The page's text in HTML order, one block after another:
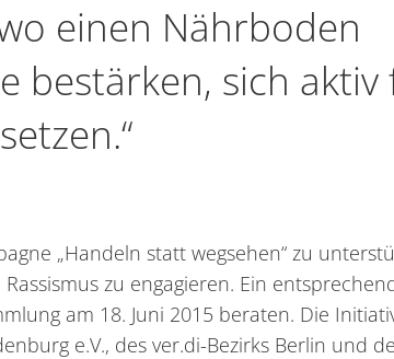
einen Nährboden
bestärken, sich aktiv
„Handeln statt wegsehen“ zu
zu engagieren. Ein
am 18. Juni 2015 beraten. Die
e.V., des ver.di-Bezirks Berlin und